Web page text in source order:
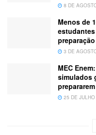
8 DE
Menos de
preparação
3 DE
MEC
simulados
prepararem
25 DE